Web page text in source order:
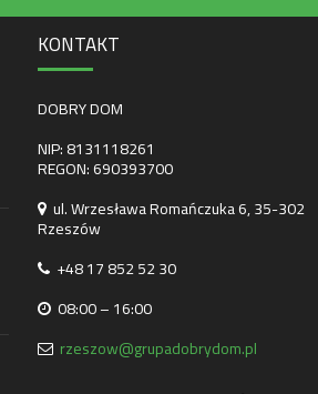
KONTAKT
DOBRY DOM
NIP: 8131118261
REGON: 690393700
ul. Wrzesława Romańczuka 6, 35-302
Rzeszów
+48 17 852 52 30
08:00 – 16:00
rzeszow@grupadobrydom.pl